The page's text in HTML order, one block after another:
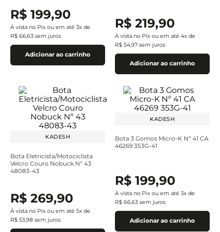
R$ 199,90
À vista no Pix ou em até 3x de
R$ 66,63 sem juros
Adicionar ao carrinho
R$ 219,90
À vista no Pix ou em até 4x de
R$ 54,97 sem juros
Adicionar ao carrinho
KADESH
Bota Eletricista/Motociclista
Velcro Couro Nobuck Nº 43
48083-43
R$ 269,90
À vista no Pix ou em até 5x de
R$ 53,98 sem juros
KADESH
Bota 3 Gomos Micro-K Nº 41 CA
46269 353G-41
R$ 199,90
À vista no Pix ou em até 3x de
R$ 66,63 sem juros
Adicionar ao carrinho